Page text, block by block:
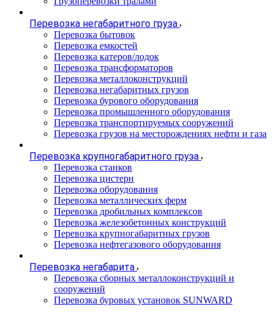
Перевозка негабаритного груза
Перевозка бытовок
Перевозка емкостей
Перевозка катеров/лодок
Перевозка трансформаторов
Перевозка металлоконструкций
Перевозка негабаритных грузов
Перевозка бурового оборудования
Перевозка промышленного оборудования
Перевозка транспортируемых сооружений
Перевозка грузов на месторождениях нефти и газа
Перевозка крупногабаритного груза
Перевозка станков
Перевозка цистерн
Перевозка оборудования
Перевозка металлических ферм
Перевозка дробильных комплексов
Перевозка железобетонных конструкций
Перевозка крупногабаритных грузов
Перевозка нефтегазового оборудования
Перевозка негабарита
Перевозка сборных металлоконструкций и
сооружений
Перевозка буровых установок SUNWARD